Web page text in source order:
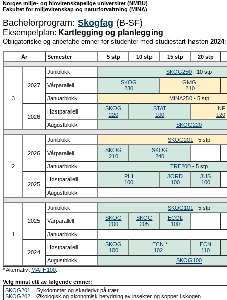
Norges miljø- og biovitenskapelige universitet (NMBU)
Fakultet for miljøvitenskap og naturforvaltning (MINA)
Bachelorprogram: Skogfag (B-SF)
Eksempelplan: Kartlegging og planlegging
Obligatoriske og anbefalte emner for studenter med studiestart høsten 2024:
År Semester 5 stp 10 stp 15 stp 20 stp
3
2027
Juniblokk SKOG250 - 10 stp
Vårparallell
SKOG
230
GMGI
210
Januarblokk
MINA250- 5 stp
2026
Høstparallell
SKOG
220
STAT
100
INF
120
Augustblokk
SKOG220
2
2026
Juniblokk SKOG201 - 5 stp
Vårparallell
SKOG
210
SKOG
240
Januarblokk
TRE200 - 5 stp
2025
Høstparallell
PHI
100
JORD
100
JUS
100
Augustblokk
1
2025
Juniblokk SKOG101 - 5 stp
Vårparallell
SKOG
200
SKOG
205
ECOL
100
Januarblokk
2024
Høstparallell
SKOG
100
ECN *
102
ECN
110
Augustblokk
SKOG100
* Alternativt MATH100
Velg minst ett av følgende emner:
SKOG201
Sykdommer og skadedyr på trær
SKOG202
Økologisk og økonomisk betydning av insekter og sopper i skogen